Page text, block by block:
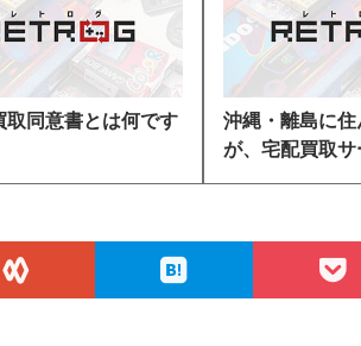
取同意書とは何です
沖縄・離島に
が、宅配買取サ